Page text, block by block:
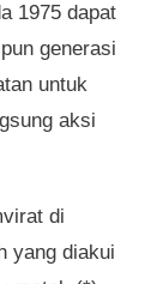
1975 dapat
generasi
untuk
aksi
di
yang diakui